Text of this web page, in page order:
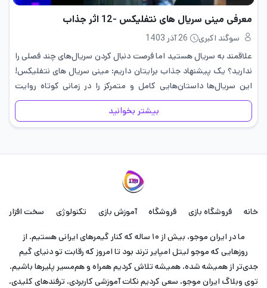
معرفی مینی سریال های نتفلیکس -12 اثر جذاب
سوگند اکبری
26 آذر 1403
علاقمند به سریال هستید اما فرصت دنبال کردن سریال‌های چند فصلی را
ندارید؟ یک پیشنهاد جذاب برایتان داریم: مینی سریال های نتفلیکس!
این سریال‌ها داستان‌هایی کامل و متمرکز را در زمانی کوتاه روایت
می‌کنند و بهترین گزینه برای آخر هفته…
بیشتر بخوانید
خانه فروشگاه بازی فروشگاه آموزش بازی تکنولوژی سخت افزار
ما در ایران موجو، بیش از ۱۰ ساله که کنار گیمرهای ایرانی هستیم. از
روزهایی که موجو لیتل امپایر ترند بود تا امروز که رقابت تو دنیای گیم
جدی‌تر از همیشه شده، همیشه تلاش کردیم همراه و هم‌مسیر پلیرها باشیم.
توی وبلاگ ایران موجو، سعی کردیم نکات آموزشی کاربردی، ترفندهای کلیدی،